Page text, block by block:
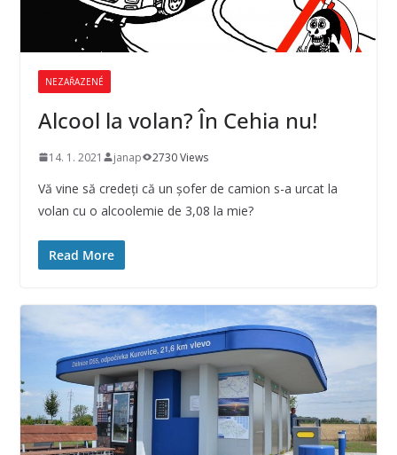
NEZAŘAZENÉ
Alcool la volan? În Cehia nu!
14. 1. 2021 janap 2730 Views
Vă vine să credeţi că un şofer de camion s-a urcat la
volan cu o alcoolemie de 3,08 la mie?
Read More